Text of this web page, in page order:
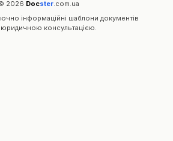
2026 Docster.com.ua
інформаційні шаблони документів
юридичною консультацією.